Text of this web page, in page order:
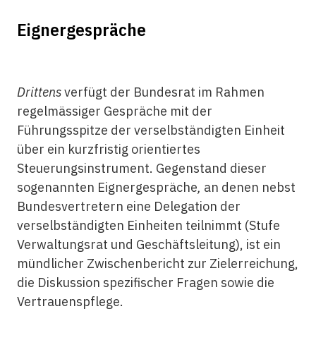
Eignergespräche
Drittensverfügt der Bundesrat im Rahmen
regelmässiger Gespräche mit der
Führungsspitze der verselbständigten Einheit
über ein kurzfristig orientiertes
Steuerungsinstrument. Gegenstand dieser
sogenannten Eignergespräche, an denen nebst
Bundesvertretern eine Delegation der
verselbständigten Einheiten teilnimmt (Stufe
Verwaltungsrat und Geschäftsleitung), ist ein
mündlicher Zwischenbericht zur Zielerreichung,
die Diskussion spezifischer Fragen sowie die
Vertrauenspflege.